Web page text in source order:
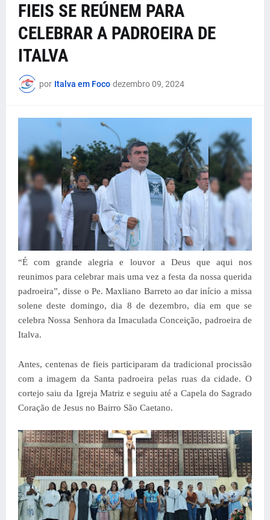
FIEIS SE REÚNEM PARA
CELEBRAR A PADROEIRA DE
ITALVA
por Italva em Foco dezembro 09, 2024
“É com grande alegria e louvor a Deus que aqui nos
reunimos para celebrar mais uma vez a festa da nossa querida
padroeira”, disse o Pe. Maxliano Barreto ao dar início a missa
solene deste domingo, dia 8 de dezembro, dia em que se
celebra Nossa Senhora da Imaculada Conceição, padroeira de
Italva.
Antes, centenas de fieis participaram da tradicional procissão
com a imagem da Santa padroeira pelas ruas da cidade. O
cortejo saiu da Igreja Matriz e seguiu até a Capela do Sagrado
Coração de Jesus no Bairro São Caetano.